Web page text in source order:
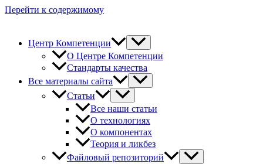
Перейти к содержимому
Центр Компетенции
О Центре Компетенции
Стандарты качества
Все материалы сайта
Статьи
Все наши статьи
О технологиях
О компонентах
Теория и ликбез
Файловый репозиторий